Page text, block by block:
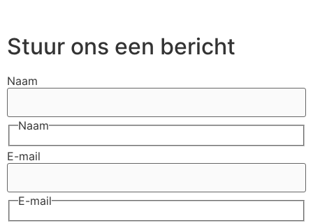
Stuur ons een bericht
Naam
Naam
E-mail
E-mail